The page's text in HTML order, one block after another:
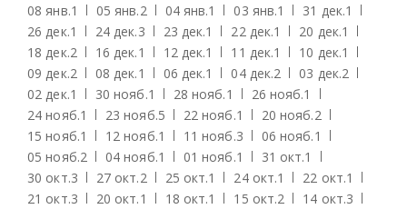
08 янв.1 05 янв.2 04 янв.1 03 янв.1 31 дек.1
26 дек.1 24 дек.3 23 дек.1 22 дек.1 20 дек.1
18 дек.2 16 дек.1 12 дек.1 11 дек.1 10 дек.1
09 дек.2 08 дек.1 06 дек.1 04 дек.2 03 дек.2
02 дек.1 30 нояб.1 28 нояб.1 26 нояб.1
24 нояб.1 23 нояб.5 22 нояб.1 20 нояб.2
15 нояб.1 12 нояб.1 11 нояб.3 06 нояб.1
05 нояб.2 04 нояб.1 01 нояб.1 31 окт.1
30 окт.3 27 окт.2 25 окт.1 24 окт.1 22 окт.1
21 окт.3 20 окт.1 18 окт.1 15 окт.2 14 окт.3